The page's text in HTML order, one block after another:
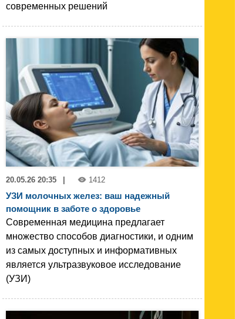
современных решений
20.05.26 20:35 1412
УЗИ молочных желез: ваш надежный
помощник в заботе о здоровье
Современная медицина предлагает
множество способов диагностики, и одним
из самых доступных и информативных
является ультразвуковое исследование
(УЗИ)